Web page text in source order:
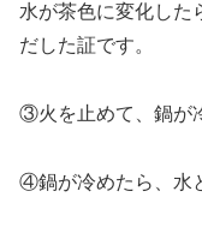
水が茶色に変化した
だした証です。
③火を止めて、鍋が
④鍋が冷めたら、水